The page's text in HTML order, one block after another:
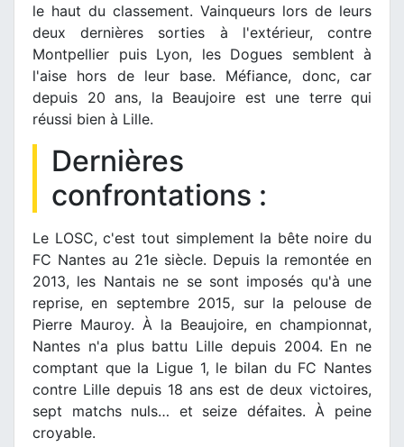
le haut du classement. Vainqueurs lors de leurs
deux dernières sorties à l'extérieur, contre
Montpellier puis Lyon, les Dogues semblent à
l'aise hors de leur base. Méfiance, donc, car
depuis 20 ans, la Beaujoire est une terre qui
réussi bien à Lille.
Dernières
confrontations :
Le LOSC, c'est tout simplement la bête noire du
FC Nantes au 21e siècle. Depuis la remontée en
2013, les Nantais ne se sont imposés qu'à une
reprise, en septembre 2015, sur la pelouse de
Pierre Mauroy. À la Beaujoire, en championnat,
Nantes n'a plus battu Lille depuis 2004. En ne
comptant que la Ligue 1, le bilan du FC Nantes
contre Lille depuis 18 ans est de deux victoires,
sept matchs nuls… et seize défaites. À peine
croyable.